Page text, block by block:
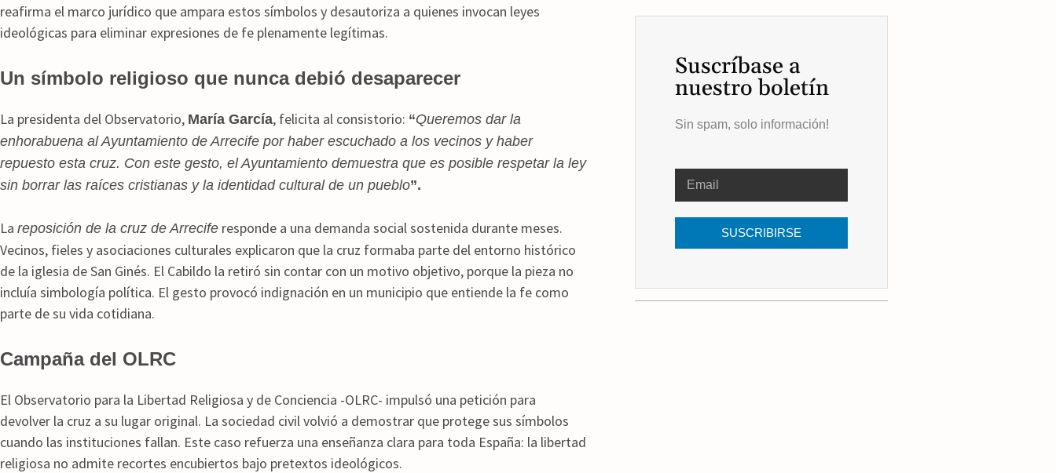
reafirma el marco jurídico que ampara estos símbolos y desautoriza a quienes invocan leyes
ideológicas para eliminar expresiones de fe plenamente legítimas.
Un símbolo religioso que nunca debió desaparecer
La presidenta del Observatorio, María García, felicita al consistorio: “Queremos dar la
enhorabuena al Ayuntamiento de Arrecife por haber escuchado a los vecinos y haber
repuesto esta cruz. Con este gesto, el Ayuntamiento demuestra que es posible respetar la ley
sin borrar las raíces cristianas y la identidad cultural de un pueblo”.
La reposición de la cruz de Arrecife responde a una demanda social sostenida durante meses.
Vecinos, fieles y asociaciones culturales explicaron que la cruz formaba parte del entorno histórico
de la iglesia de San Ginés. El Cabildo la retiró sin contar con un motivo objetivo, porque la pieza no
incluía simbología política. El gesto provocó indignación en un municipio que entiende la fe como
parte de su vida cotidiana.
Campaña del OLRC
El Observatorio para la Libertad Religiosa y de Conciencia -OLRC- impulsó una petición para
devolver la cruz a su lugar original. La sociedad civil volvió a demostrar que protege sus símbolos
cuando las instituciones fallan. Este caso refuerza una enseñanza clara para toda España: la libertad
religiosa no admite recortes encubiertos bajo pretextos ideológicos.
Suscríbase a
nuestro boletín
Sin spam, solo información!
SUSCRIBIRSE